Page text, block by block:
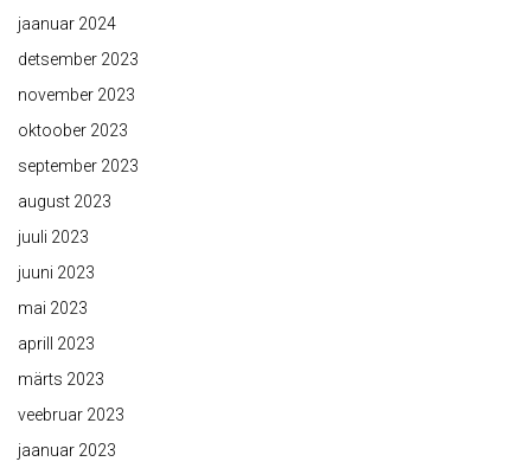
jaanuar 2024
detsember 2023
november 2023
oktoober 2023
september 2023
august 2023
juuli 2023
juuni 2023
mai 2023
aprill 2023
märts 2023
veebruar 2023
jaanuar 2023